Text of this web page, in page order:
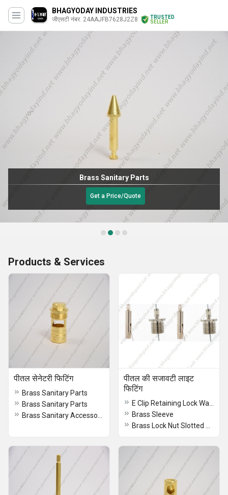
BHAGYODAY INDUSTRIES
जीएसटी नंबर. 24AAJFB7628J2Z8
TRUSTED
SELLER
Brass Sanitary Parts
Get a Price/Quote
Products & Services
पीतल सेनेटरी फिटिंग
Brass Sanitary Parts
Brass Sanitary Parts
पीतल की सजावटी लाइट
फिटिंग
Brass Sleeve